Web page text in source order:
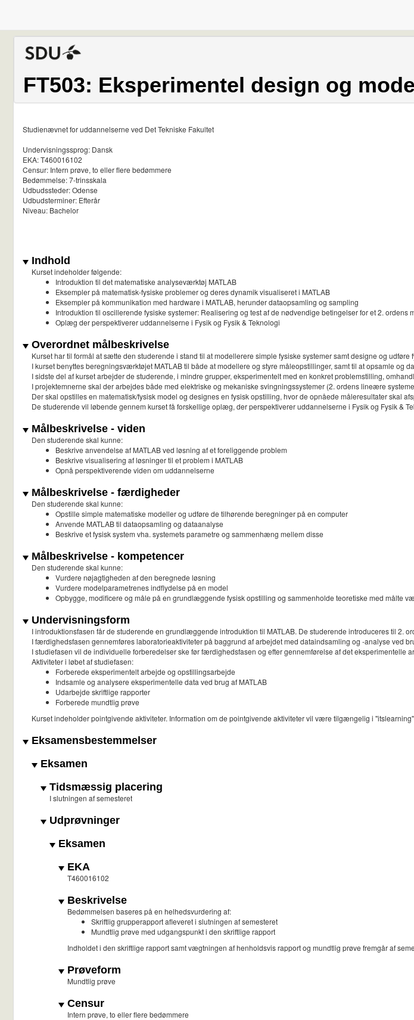
FT503: Eksperimentel design og
Studienævnet for uddannelserne ved Det Tekniske Fakultet
Undervisningssprog: Dansk
EKA: T460016102
Censur: Intern prøve, to eller flere bedømmere
Bedømmelse: 7-trinsskala
Udbudssteder: Odense
Udbudsterminer: Efterår
Niveau: Bachelor
Indhold
Kurset indeholder følgende:
Introduktion til det matematiske analyseværktøj MATLAB
Eksempler på matematisk-fysiske problemer og deres dynamik visualiseret i MATLAB
Eksempler på kommunikation med hardware i MATLAB, herunder dataopsamling og sampling
Introduktion til oscillerende fysiske systemer: Realisering og test af de nødvendige betingelser for et 2. ordens
Oplæg der perspektiverer uddannelserne i Fysik og Fysik & Teknologi
Overordnet målbeskrivelse
Kurset har til formål at sætte den studerende i stand til at modellerere simple fysiske systemer samt designe og udføre
I kurset benyttes beregningsværktøjet MATLAB til både at modellere og styre måleopstillinger, samt til at opsamle og
I sidste del af kurset arbejder de studerende, i mindre grupper, eksperimentelt med en konkret problemstilling,
I projektemnerne skal der arbejdes både med elektriske og mekaniske svingningssystemer (2. ordens lineære
Der skal opstilles en matematisk/fysisk model og designes en fysisk opstilling, hvor de opnåede måleresultater skal
De studerende vil løbende gennem kurset få forskellige oplæg, der perspektiverer uddannelserne i Fysik og Fysik &
Målbeskrivelse - viden
Den studerende skal kunne:
Beskrive anvendelse af MATLAB ved løsning af et foreliggende problem
Beskrive visualisering af løsninger til et problem i MATLAB
Opnå perspektiverende viden om uddannelserne
Målbeskrivelse - færdigheder
Den studerende skal kunne:
Opstille simple matematiske modeller og udføre de tilhørende beregninger på en computer
Anvende MATLAB til dataopsamling og dataanalyse
Beskrive et fysisk system vha. systemets parametre og sammenhæng mellem disse
Målbeskrivelse - kompetencer
Den studerende skal kunne:
Vurdere nøjagtigheden af den beregnede løsning
Vurdere modelparametrenes indflydelse på en model
Opbygge, modificere og måle på en grundlæggende fysisk opstilling og sammenholde teoretiske med målte
Undervisningsform
I introduktionsfasen får de studerende en grundlæggende introduktion til MATLAB. De studerende introduceres til 2.
I færdighedsfasen gennemføres laboratorieaktiviteter på baggrund af arbejdet med dataindsamling og -analyse ved
I studiefasen vil de individuelle forberedelser ske før færdighedsfasen og efter gennemførelse af det eksperimentelle
Aktiviteter i løbet af studiefasen:
Forberede eksperimentelt arbejde og opstillingsarbejde
Indsamle og analysere eksperimentelle data ved brug af MATLAB
Udarbejde skriftlige rapporter
Forberede mundtlig prøve
Kurset indeholder pointgivende aktiviteter. Information om de pointgivende aktiviteter vil være tilgængelig i
Eksamensbestemmelser
Eksamen
Tidsmæssig placering
I slutningen af semesteret
Udprøvninger
Eksamen
EKA
T460016102
Beskrivelse
Bedømmelsen baseres på en helhedsvurdering af:
Skriftlig grupperapport afleveret i slutningen af semesteret
Mundtlig prøve med udgangspunkt i den skriftlige rapport
Indholdet i den skriftlige rapport samt vægtningen af henholdsvis rapport og mundtlig prøve fremgår af
Prøveform
Mundtlig prøve
Censur
Intern prøve, to eller flere bedømmere